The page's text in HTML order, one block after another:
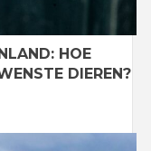
HOE
DIEREN?